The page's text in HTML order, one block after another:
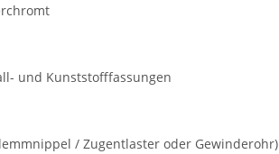
und Kunststofffassungen
/ Zugentlaster oder Gewinderohr)